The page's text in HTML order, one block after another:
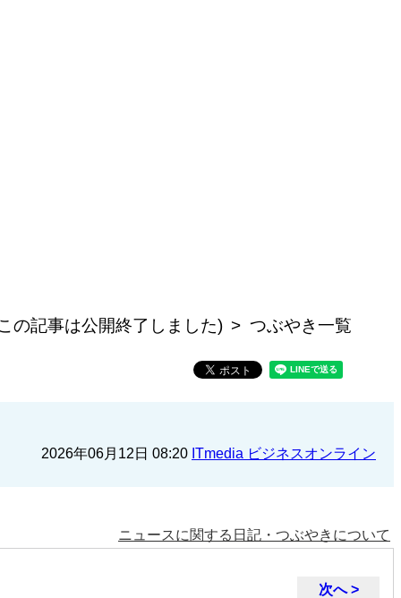
の記事は公開終了しました) つぶやき一覧
2026年06月12日 08:20 ITmedia ビジネスオンライン
ニュースに関する日記・つぶやきについて
次へ >